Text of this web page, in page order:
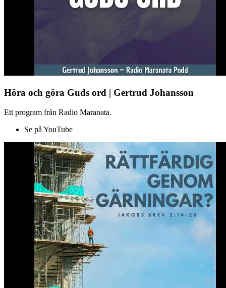
Höra och göra Guds ord | Gertrud Johansson
Ett program från Radio Maranata.
Se på YouTube